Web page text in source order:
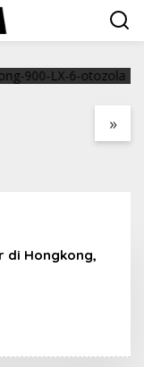
»
Perkenalkan
Fitur Anti
di Hongkong,